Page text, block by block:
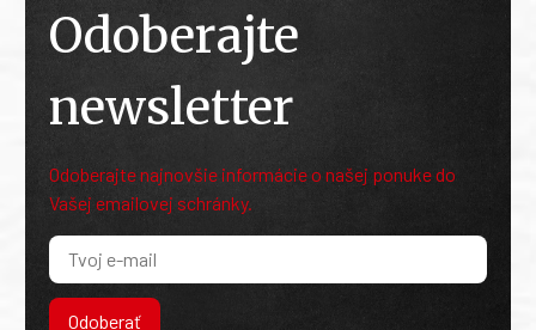
Odoberajte
newsletter
Odoberajte najnovšie informácie o našej ponuke do
Vašej emailovej schránky.
Odoberať